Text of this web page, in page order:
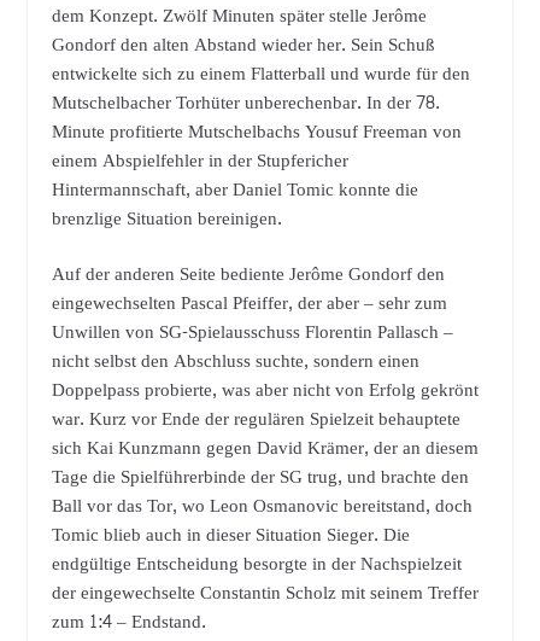
dem Konzept. Zwölf Minuten später stelle Jerôme
Gondorf den alten Abstand wieder her. Sein Schuß
entwickelte sich zu einem Flatterball und wurde für den
Mutschelbacher Torhüter unberechenbar. In der 78.
Minute profitierte Mutschelbachs Yousuf Freeman von
einem Abspielfehler in der Stupfericher
Hintermannschaft, aber Daniel Tomic konnte die
brenzlige Situation bereinigen.
Auf der anderen Seite bediente Jerôme Gondorf den
eingewechselten Pascal Pfeiffer, der aber – sehr zum
Unwillen von SG-Spielausschuss Florentin Pallasch –
nicht selbst den Abschluss suchte, sondern einen
Doppelpass probierte, was aber nicht von Erfolg gekrönt
war. Kurz vor Ende der regulären Spielzeit behauptete
sich Kai Kunzmann gegen David Krämer, der an diesem
Tage die Spielführerbinde der SG trug, und brachte den
Ball vor das Tor, wo Leon Osmanovic bereitstand, doch
Tomic blieb auch in dieser Situation Sieger. Die
endgültige Entscheidung besorgte in der Nachspielzeit
der eingewechselte Constantin Scholz mit seinem Treffer
zum 1:4 – Endstand.